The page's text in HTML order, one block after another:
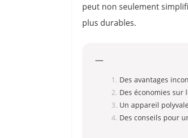
peut non seulement
plus durables.
Des avantages
Des économies sur
Un appareil
Des conseils pour